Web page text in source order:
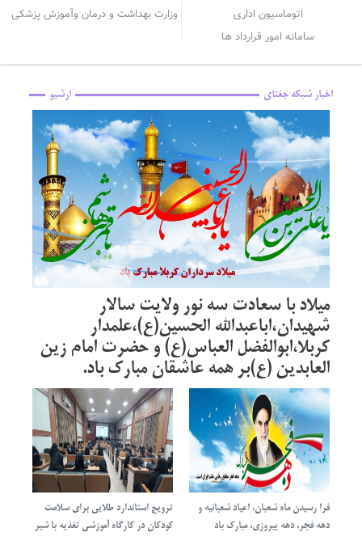
اتوماسیون اداری
سامانه امور قرارداد ها
وزارت بهداشت و درمان وآموزش پزشکی
اخبار شبکه جغتای ارشیو
میلاد با سعادت سه نور ولایت سالار
شهیدان،اباعبدالله الحسین(ع)،علمدار
کربلا،ابوالفضل العباس(ع) و حضرت امام زین
العابدین (ع)بر همه عاشقان مبارک باد.
فرا رسیدن ماه شعبان، اعیاد شعبانیه و
دهه فجر، دهه پیروزی، مبارک باد
ترویج استاندارد طلایی برای سلامت
کودکان در کارگاه آموزشی تغذیه با شیر